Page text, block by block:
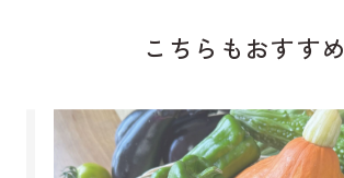
こちらもおすすめ